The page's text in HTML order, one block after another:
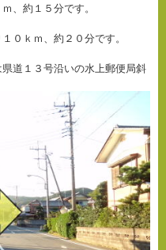
、約１５分です。
１０ｋｍ、約２０分です。
県道１３号沿いの水上郵便局斜